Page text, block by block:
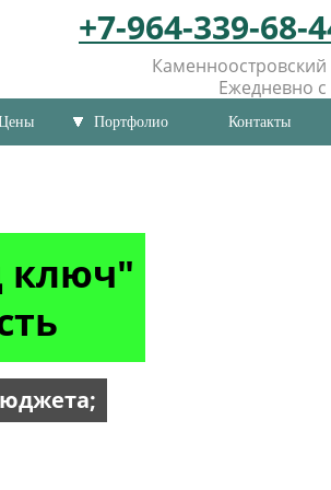
+7-964-339-68-
Каменноостровский
Ежедневно с
Портфолио Контакты
ключ"